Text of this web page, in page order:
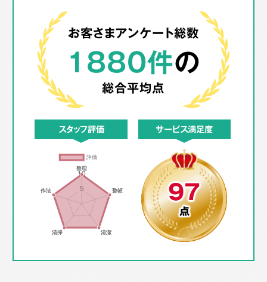
お客さまアンケート総数
1880件の
総合平均点
スタッフ評価 サービス満足度
97
点